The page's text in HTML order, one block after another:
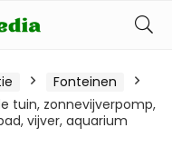
Fonteinen
tuin, zonnevijverpomp,
vijver, aquarium